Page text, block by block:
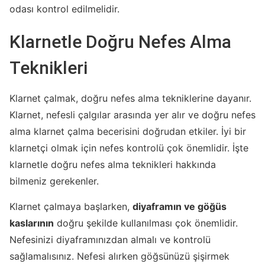
odası kontrol edilmelidir.
Klarnetle Doğru Nefes Alma
Teknikleri
Klarnet çalmak, doğru nefes alma tekniklerine dayanır.
Klarnet, nefesli çalgılar arasında yer alır ve doğru nefes
alma klarnet çalma becerisini doğrudan etkiler. İyi bir
klarnetçi olmak için nefes kontrolü çok önemlidir. İşte
klarnetle doğru nefes alma teknikleri hakkında
bilmeniz gerekenler.
Klarnet çalmaya başlarken, diyaframın ve göğüs
kaslarının doğru şekilde kullanılması çok önemlidir.
Nefesinizi diyaframınızdan almalı ve kontrolü
sağlamalısınız. Nefesi alırken göğsünüzü şişirmek